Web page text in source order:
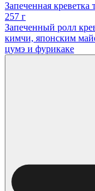
Запеченная креветка
257 г
Запеченный ролл
кимчи, японским
цумэ и фурикаке